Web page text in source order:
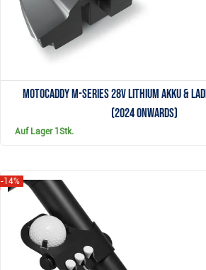
Motocaddy M-Series 28V Lithium Akku &
(2024 onwards)
Auf Lager 1Stk.
-14%